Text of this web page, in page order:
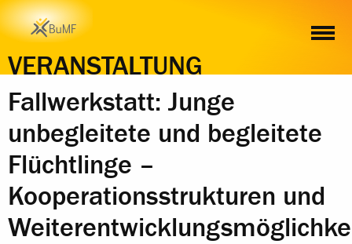
VERANSTALTUNG
ZEIT ORT
Fallwerkstatt: Junge
unbegleitete und begleitete
Flüchtlinge –
Kooperationsstrukturen und